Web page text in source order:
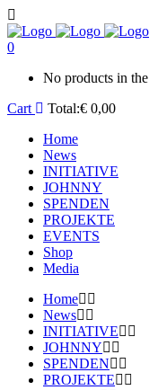
0
No products in
Cart
Total:€ 0,00
Home
News
INITIATIVE
JOHNNY
SPENDEN
PROJEKTE
EVENTS
Shop
Media
Home
News
INITIATIVE
JOHNNY
SPENDEN
PROJEKTE